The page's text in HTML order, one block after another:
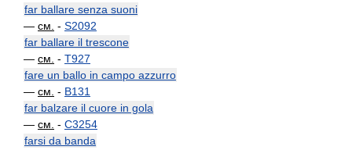
far ballare senza suoni
— см. - S2092
far ballare il trescone
— см. - T927
fare un ballo in campo azzurro
— см. - B131
far balzare il cuore in gola
— см. - C3254
farsi da banda